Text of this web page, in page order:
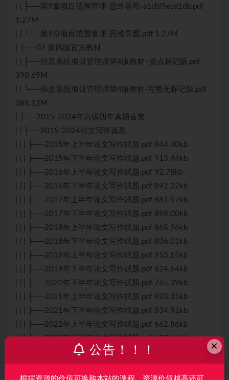
| | ├──第9章项目范围管理-思维导图-a1cbf5ecd1db.pdf
1.27M
| | └──第9章项目范围管理-思维导图.pdf 1.27M
| ├──07 第四版官方教材
| | ├──信息系统项目管理师第4版教材–重点标记版.pdf
390.69M
| | └──信息系统项目管理师第4版教材-完整无标记版.pdf
388.12M
| ├──2015-2024年高级历年真题合集
| | ├──2015-2024论文写作真题
| | | ├──2015年上半年论文写作试题.pdf 844.40kb
| | | ├──2015年下半年论文写作试题.pdf 913.44kb
| | | ├──2016年上半年论文写作试题.pdf 92.78kb
| | | ├──2016年下半年论文写作试题.pdf 892.22kb
| | | ├──2017年上半年论文写作试题.pdf 881.57kb
| | | ├──2017年下半年论文写作试题.pdf 898.00kb
| | | ├──2018年上半年论文写作试题.pdf 868.96kb
| | | ├──2018年下半年论文写作试题.pdf 836.01kb
| | | ├──2019年上半年论文写作试题.pdf 953.15kb
| | | ├──2019年下半年论文写作试题.pdf 824.64kb
| | | ├──2020年下半年论文写作试题.pdf 765.39kb
| | | ├──2021年上半年论文写作试题.pdf 823.31kb
| | | ├──2021年下半年论文写作试题.pdf 834.91kb
| | | ├──2022年上半年论文写作试题.pdf 662.86kb
| | | ├──2022年下半年论文写作试题.pdf 627.44kb
| | | ├──2023年上半年论文写作试题.pdf 626.51kb
| | | ├──2023年下半年论文写作试题（第1批）.pdf 1.03M
×
公告！！！